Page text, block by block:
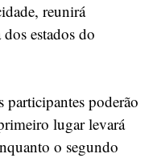
reunirá
dos estados do
participantes poderão
lugar levará
o segundo